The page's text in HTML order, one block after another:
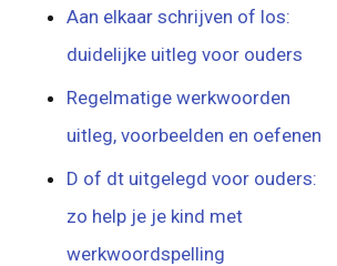
Aan elkaar schrijven of los:
duidelijke uitleg voor ouders
Regelmatige werkwoorden
uitleg, voorbeelden en oefenen
D of dt uitgelegd voor ouders:
zo help je je kind met
werkwoordspelling